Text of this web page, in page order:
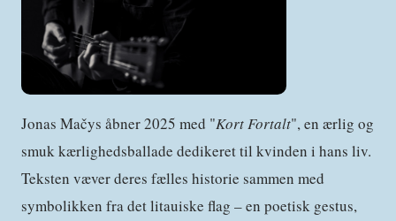
Jonas Mačys åbner 2025 med "Kort Fortalt", en ærlig og
smuk kærlighedsballade dedikeret til kvinden i hans liv.
Teksten væver deres fælles historie sammen med
symbolikken fra det litauiske flag – en poetisk gestus,